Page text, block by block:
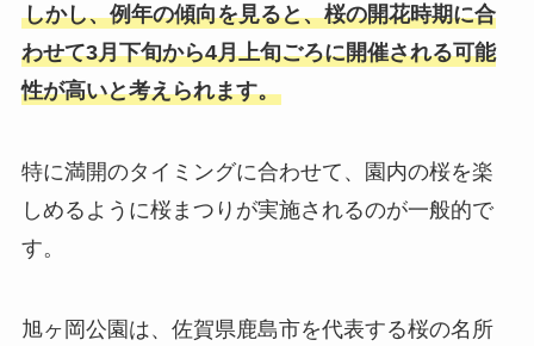
しかし、例年の傾向を見ると、桜の開花時期に合
わせて3月下旬から4月上旬ごろに開催される可能
性が高いと考えられます。
特に満開のタイミングに合わせて、園内の桜を楽
しめるように桜まつりが実施されるのが一般的で
す。
旭ヶ岡公園は、佐賀県鹿島市を代表する桜の名所